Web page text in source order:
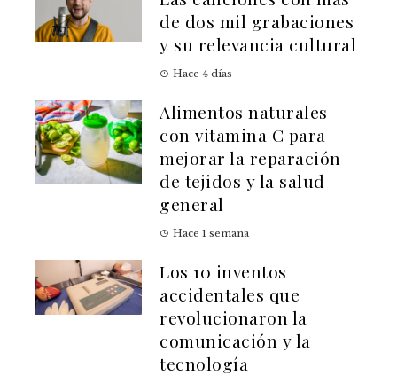
de dos mil grabaciones
y su relevancia cultural
Hace 4 días
Alimentos naturales
con vitamina C para
mejorar la reparación
de tejidos y la salud
general
Hace 1 semana
Los 10 inventos
accidentales que
revolucionaron la
comunicación y la
tecnología